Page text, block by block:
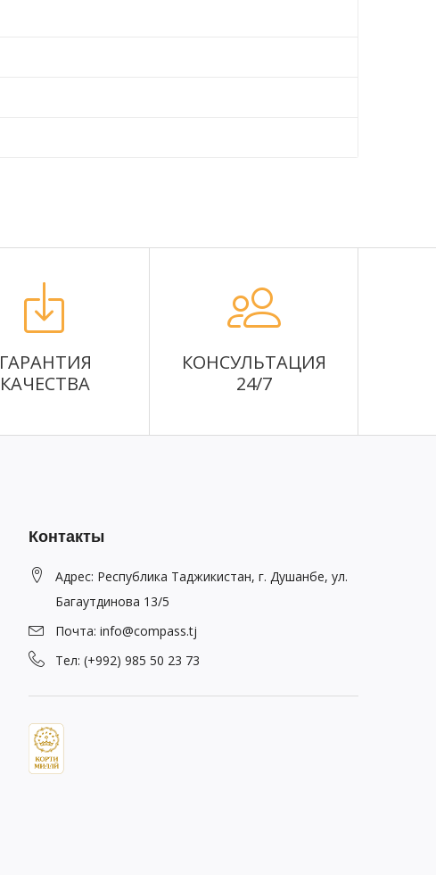
ГАРАНТИЯ
КАЧЕСТВА
КОНСУЛЬТАЦИЯ
24/7
Контакты
Адрес: Республика Таджикистан, г. Душанбе, ул.
Багаутдинова 13/5
Почта: info@compass.tj
Тел: (+992) 985 50 23 73